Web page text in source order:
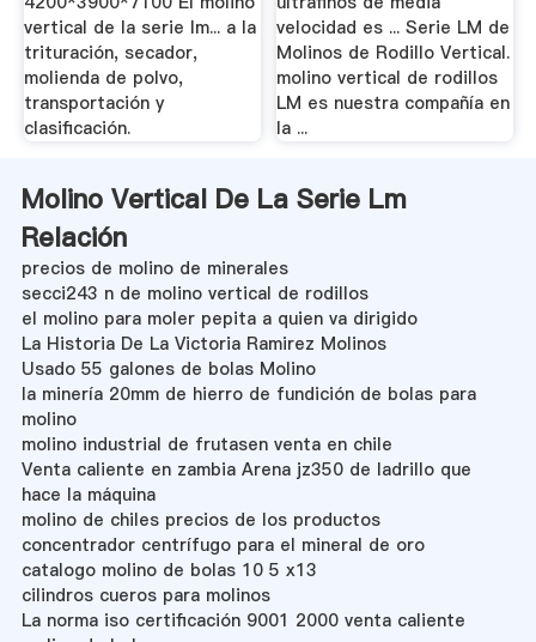
vertical de la serie lm... a la
trituración, secador,
molienda de polvo,
transportación y
clasificación.
velocidad es ... Serie LM de
Molinos de Rodillo Vertical.
molino vertical de rodillos
LM es nuestra compañía en
la ...
Molino Vertical De La Serie Lm
Relación
precios de molino de minerales
secci243 n de molino vertical de rodillos
el molino para moler pepita a quien va dirigido
La Historia De La Victoria Ramirez Molinos
Usado 55 galones de bolas Molino
la minería 20mm de hierro de fundición de bolas para
molino
molino industrial de frutasen venta en chile
Venta caliente en zambia Arena jz350 de ladrillo que
hace la máquina
molino de chiles precios de los productos
concentrador centrífugo para el mineral de oro
catalogo molino de bolas 10 5 x13
cilindros cueros para molinos
La norma iso certificación 9001 2000 venta caliente